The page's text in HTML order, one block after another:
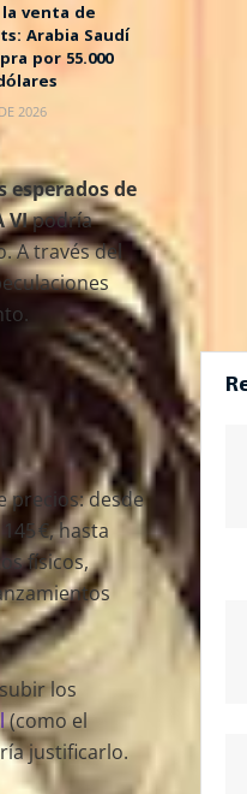
venta de
Arabia Saudí
por 55.000
2026
esperados de
VIpodría
A través del
precios: desde
€, hasta
físicos,
los
(como el
justificarlo.